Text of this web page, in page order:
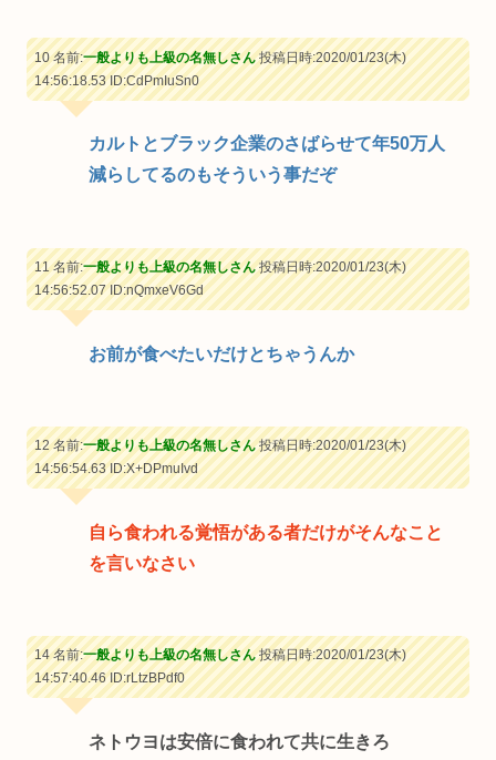
10 名前:一般よりも上級の名無しさん投稿日時:2020/01/23(木)
14:56:18.53ID:CdPmIuSn0
カルトとブラック企業のさばらせて年50万人
減らしてるのもそういう事だぞ
11 名前:一般よりも上級の名無しさん投稿日時:2020/01/23(木)
14:56:52.07ID:nQmxeV6Gd
お前が食べたいだけとちゃうんか
12 名前:一般よりも上級の名無しさん投稿日時:2020/01/23(木)
14:56:54.63ID:X+DPmuIvd
自ら食われる覚悟がある者だけがそんなこと
を言いなさい
14 名前:一般よりも上級の名無しさん投稿日時:2020/01/23(木)
14:57:40.46ID:rLtzBPdf0
ネトウヨは安倍に食われて共に生きろ